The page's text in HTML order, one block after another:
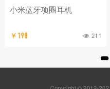
小米蓝牙项圈耳机
￥198 211